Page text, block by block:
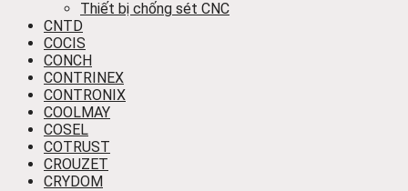
Thiết bị chống sét CNC
CNTD
COCIS
CONCH
CONTRINEX
CONTRONIX
COOLMAY
COSEL
COTRUST
CROUZET
CRYDOM